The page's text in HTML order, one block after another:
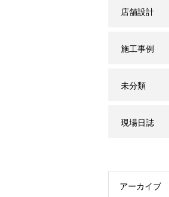
店舗設計
施工事例
未分類
現場日誌
アーカイブ